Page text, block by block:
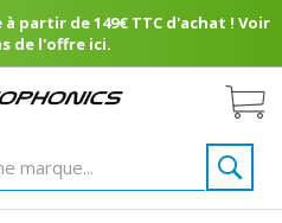
partir de 149€ TTC d'achat ! Voir
de l'offre ici.